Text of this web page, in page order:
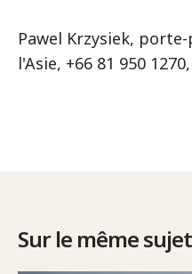
Pawel Krzysiek,
l'Asie, +66 81 950 1270,
Sur le même sujet